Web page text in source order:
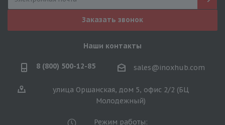
Заказать звонок
Наши контакты
8 (800) 500-12-85 sales@inoxhub.com
улица Оршанская, дом 5, офис 2/2 (БЦ
Молодежный)
Режим работы: